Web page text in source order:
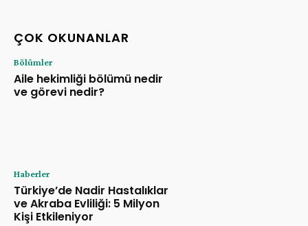
ÇOK OKUNANLAR
Bölümler
Aile hekimliği bölümü nedir
ve görevi nedir?
Haberler
Türkiye’de Nadir Hastalıklar
ve Akraba Evliliği: 5 Milyon
Kişi Etkileniyor